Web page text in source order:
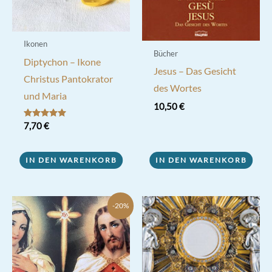
Ikonen
Diptychon – Ikone
Christus Pantokrator
und Maria
Bewertet mit
5.00
7,70€
IN DEN WARENKORB
Bücher
Jesus – Das Gesicht
des Wortes
10,50€
IN DEN WARENKORB
-20%